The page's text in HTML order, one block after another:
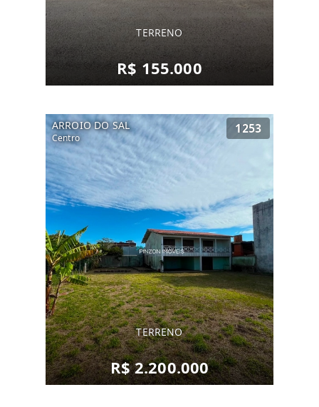
TERRENO
R$ 155.000
ARROIO DO SAL
Centro
1253
TERRENO
R$ 2.200.000